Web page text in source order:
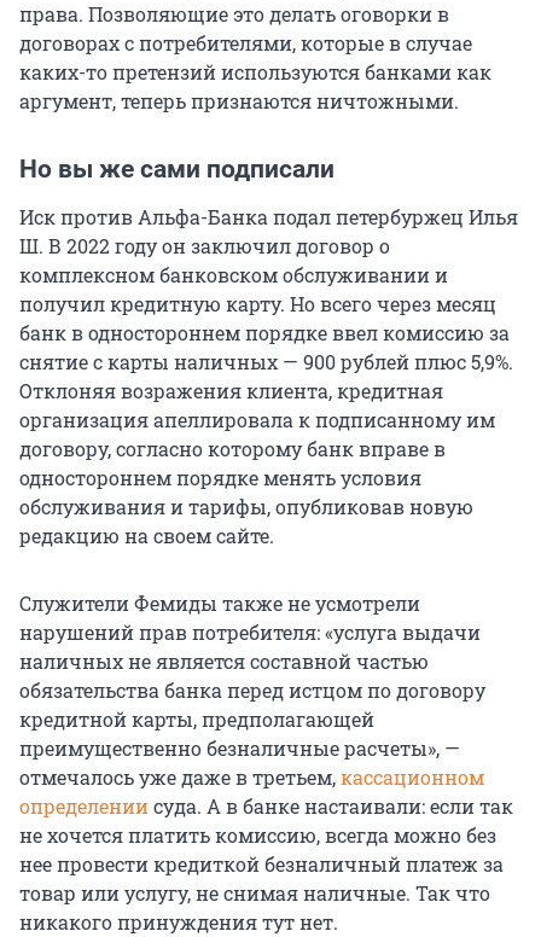
права. Позволяющие это делать оговорки в
договорах с потребителями, которые в случае
каких-то претензий используются банками как
аргумент, теперь признаются ничтожными.
Но вы же сами подписали
Иск против Альфа-Банка подал петербуржец Илья
Ш. В 2022 году он заключил договор о
комплексном банковском обслуживании и
получил кредитную карту. Но всего через месяц
банк в одностороннем порядке ввел комиссию за
снятие с карты наличных — 900 рублей плюс 5,9%.
Отклоняя возражения клиента, кредитная
организация апеллировала к подписанному им
договору, согласно которому банк вправе в
одностороннем порядке менять условия
обслуживания и тарифы, опубликовав новую
редакцию на своем сайте.
Служители Фемиды также не усмотрели
нарушений прав потребителя: «услуга выдачи
наличных не является составной частью
обязательства банка перед истцом по договору
кредитной карты, предполагающей
преимущественно безналичные расчеты», —
отмечалось уже даже в третьем,кассационном
определениисуда. А в банке настаивали: если так
не хочется платить комиссию, всегда можно без
нее провести кредиткой безналичный платеж за
товар или услугу, не снимая наличные. Так что
никакого принуждения тут нет.